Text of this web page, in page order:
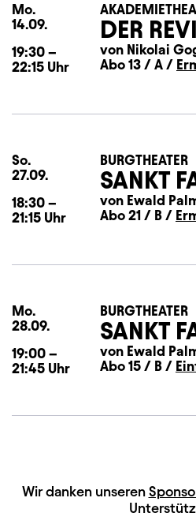
Mo.
14.09.
19:30 –
22:15 Uhr
DER
von Nikolai
Abo 13 / A /
So.
27.09.
18:30 –
21:15 Uhr
BURGTHEATER
SANKT
von Ewald
Abo 21 / B /
Mo.
28.09.
19:00 –
21:45 Uhr
BURGTHEATER
SANKT
von Ewald
Abo 15 / B /
HAUPTSPONSOREN
Wir danken unseren